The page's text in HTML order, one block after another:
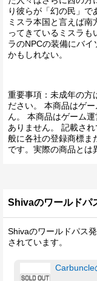
り彼らが「幻の民」で
ミスラ本国と言えば
ってきているミスラも
ラのNPCの装備にバ
かもしれない。
重要事項：未成年の方
ださい。 本商品はゲ
ん。 本商品はゲーム
ありません。 記載さ
般に各社の登録商標ま
です。実際の商品とは
Shivaのワールドパ
Shivaのワールドパス
されています。
Carbuncle